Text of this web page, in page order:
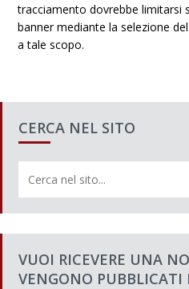
tracciamento dovrebbe limitarsi
banner mediante la selezione
a tale scopo.
CERCA NEL SITO
VUOI RICEVERE UNA
VENGONO PUBBLICATI